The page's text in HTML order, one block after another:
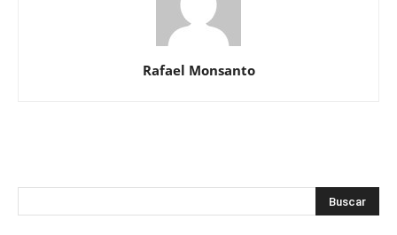
Rafael Monsanto